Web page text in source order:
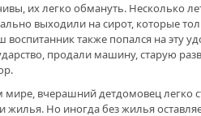
их легко обмануть. Несколько
выходили на сирот, которые
также попался на эту
продали машину, старую
вчерашний детдомовец легко
Но иногда без жилья